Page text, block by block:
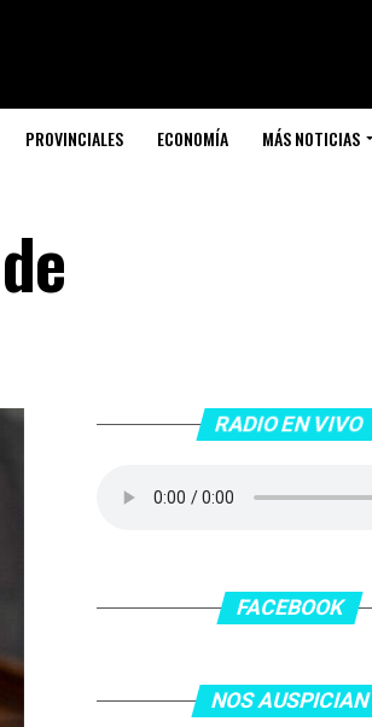
PROVINCIALES ECONOMÍA MÁS NOTICIAS
RADIO EN VIVO
FACEBOOK
NOS AUSPICIAN